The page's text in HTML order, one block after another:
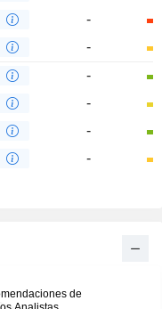
-
-
-
-
-
-